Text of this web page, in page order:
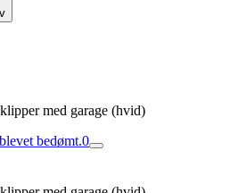
med garage (hvid)
bedømt.0